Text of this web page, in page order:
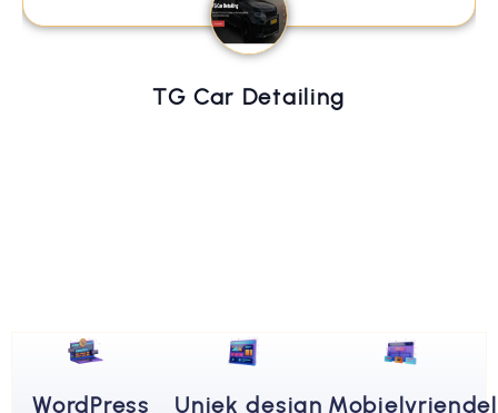
TG Car Detailing
WordPress Uniek design